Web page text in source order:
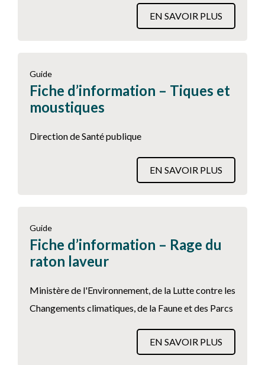
EN SAVOIR PLUS
Guide
Fiche d’information – Tiques et
moustiques
Direction de Santé publique
EN SAVOIR PLUS
Guide
Fiche d’information – Rage du
raton laveur
Ministère de l'Environnement, de la Lutte contre les
Changements climatiques, de la Faune et des Parcs
EN SAVOIR PLUS